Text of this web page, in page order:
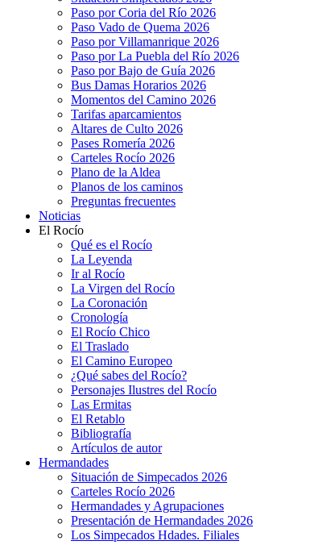
Paso por Coria del Río 2026
Paso Vado de Quema 2026
Paso por Villamanrique 2026
Paso por La Puebla del Río 2026
Paso por Bajo de Guía 2026
Bus Damas Horarios 2026
Momentos del Camino 2026
Tarifas aparcamientos
Altares de Culto 2026
Pases Romería 2026
Carteles Rocío 2026
Plano de la Aldea
Planos de los caminos
Preguntas frecuentes
Noticias
El Rocío
Qué es el Rocío
La Leyenda
Ir al Rocío
La Virgen del Rocío
La Coronación
Cronología
El Rocío Chico
El Traslado
El Camino Europeo
¿Qué sabes del Rocío?
Personajes Ilustres del Rocío
Las Ermitas
El Retablo
Bibliografía
Artículos de autor
Hermandades
Situación de Simpecados 2026
Carteles Rocío 2026
Hermandades y Agrupaciones
Presentación de Hermandades 2026
Los Simpecados Hdades. Filiales